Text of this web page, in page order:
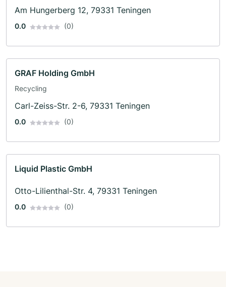
Am Hungerberg 12, 79331 Teningen
0.0 (0)
GRAF Holding GmbH
Recycling
Carl-Zeiss-Str. 2-6, 79331 Teningen
0.0 (0)
Liquid Plastic GmbH
Otto-Lilienthal-Str. 4, 79331 Teningen
0.0 (0)